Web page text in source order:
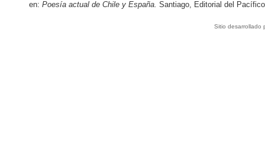
en: Poesía actual de Chile y España. Santiago, Editorial del
Sitio desarrollado